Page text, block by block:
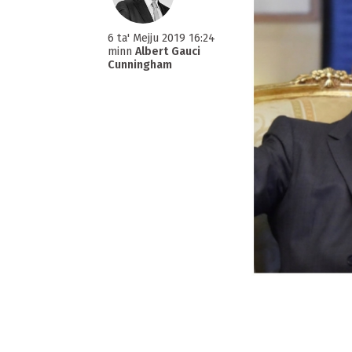
6 ta' Mejju 2019 16:24
minn Albert Gauci
Cunningham